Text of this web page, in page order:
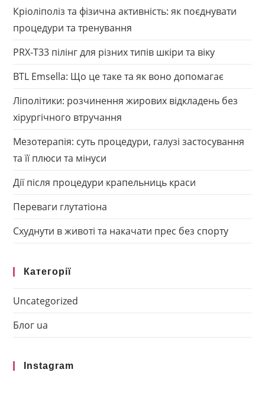
Кріоліполіз та фізична активність: як поєднувати
процедури та тренування
PRX-T33 пілінг для різних типів шкіри та віку
BTL Emsella: Що це таке та як воно допомагає
Ліполітики: розчинення жирових відкладень без
хірургічного втручання
Мезотерапія: суть процедури, галузі застосування
та її плюси та мінуси
Дії після процедури крапельниць краси
Переваги глутатіона
Схуднути в животі та накачати прес без спорту
Категорії
Uncategorized
Блог ua
Instagram